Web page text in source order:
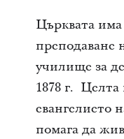
Църквата
преподаване
училище за
1878 г. Целта
евангелието
помага да